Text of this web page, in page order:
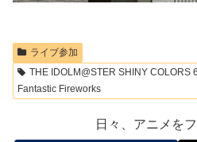
ライブ参加
THE IDOLM@STER SHINY COLORS
Fantastic Fireworks
日々、アニメを